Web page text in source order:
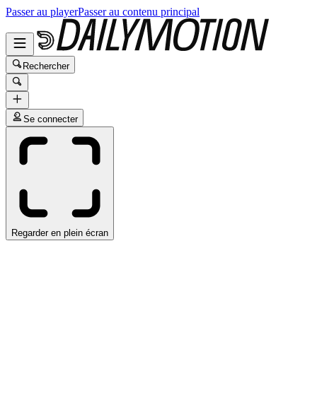
Passer au playerPasser au contenu principal
Rechercher
Se connecter
Regarder en plein écran